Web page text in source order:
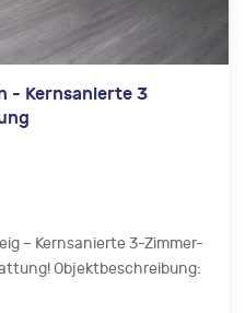
- Kernsanierte 3
– Kernsanierte 3-Zimmer-
Objektbeschreibung: